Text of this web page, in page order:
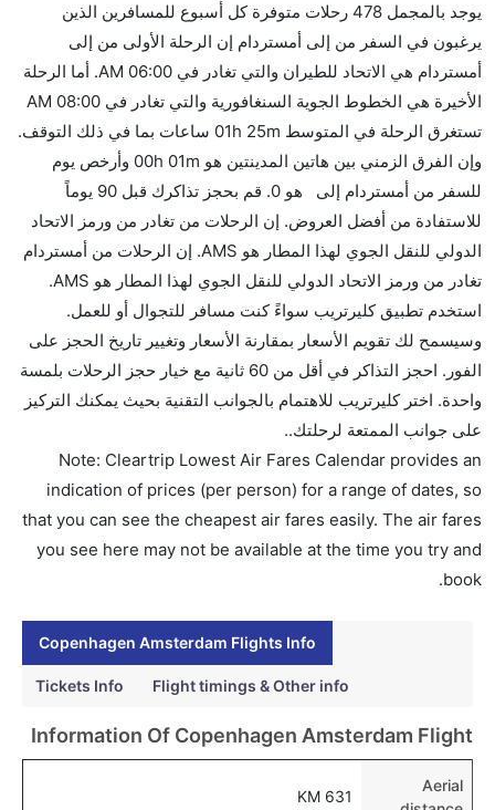
هل توفر شركات الطيران مساحة إضافية للنوم؟
كثير من خطوط طيران درجة رجال الأعمال توفر مساحة
إضافية للنوم.
هل يمكنني حمل طعامي الخاص؟
نعم، يمكنك حمل طعامك الخاص، و لكن يجب أن يكون معبئا
بشكل جيد.
هل سيقدم لي الكحول على متن رحلة من إلى أمستردام؟
لا تقدم شركة الطيران الكحول على متن رحلة داخلية. يتم
تقديم الكحول على متن الرحلات الدولية فقط.
ما متوسط أسعار رحلة الدرجة الاقتصادية من إلى
أمستردام؟
تتراوح أسعار رحلة الدرجة الاقتصادية من AED 0 إلى AED
2110. الاتحاد للطيران, الخطوط الجوية الكينية, أليتاليا,
طيران أوروبا, خطوط زيامن الجوية, خطوط جنوب الصين
الجوية, الخطوط الجوية الماليزية, دلتا, الخطوط الجوية
غول المحدودة, and الخطوط الجوية السنغافورية يوفرون
تذاكر في هذا النطاق من الأسعار.
نعم، يتاح للمسافر خيار إنجاز إجراءات السفر في الرحلة من
إلى أمستردام عبر الإنترنت أو في المطار.
أمستردام عبر الإنترنت؟
عبر اختيار فنادق كليرتريب.
يوجد بالمجمل 478 رحلات متوفرة كل أسبوع للمسافرين الذين
يرغبون في السفر من إلى أمستردام إن الرحلة الأولى من إلى
أمستردام هي الاتحاد للطيران والتي تغادر في 06:00 AM. أما الرحلة
الأخيرة هي الخطوط الجوية السنغافورية والتي تغادر في 08:00 AM
تستغرق الرحلة في المتوسط 01h 25m ساعات بما في ذلك التوقف.
وإن الفرق الزمني بين هاتين المدينتين هو 00h 01m وأرخص يوم
للسفر من أمستردام إلى هو 0. قم بحجز تذاكرك قبل 90 يوماً
للاستفادة من أفضل العروض. إن الرحلات من تغادر من ورمز الاتحاد
الدولي للنقل الجوي لهذا المطار هو AMS. إن الرحلات من أمستردام
تغادر من ورمز الاتحاد الدولي للنقل الجوي لهذا المطار هو AMS.
استخدم تطبيق كليرتريب سواءً كنت مسافر للتجوال أو للعمل.
وسيسمح لك تقويم الأسعار بمقارنة الأسعار وتغيير تاريخ الحجز على
الفور. احجز التذاكر في أقل من 60 ثانية مع خيار حجز الرحلات بلمسة
واحدة. اختر كليرتريب للاهتمام بالجوانب التقنية بحيث يمكنك التركيز
على جوانب الممتعة لرحلتك..
Note: Cleartrip Lowest Air Fares Calendar provides an
indication of prices (per person) for a range of dates, so
that you can see the cheapest air fares easily. The air fares
you see here may not be available at the time you try and
book.
Copenhagen Amsterdam Flights Info
Tickets Info Flight timings & Other info
Information Of Copenhagen Amsterdam Flight
Aerial
631 KM